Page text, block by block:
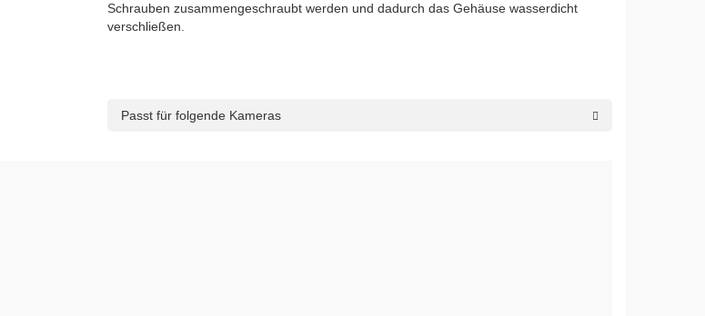
Schrauben zusammengeschraubt werden und dadurch das Gehäuse wasserdicht
verschließen.
Passt für folgende Kameras